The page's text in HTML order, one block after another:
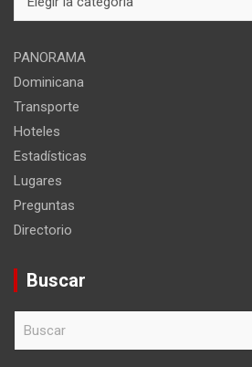
del
PANORAMA
Dominicana
Transporte
Hoteles
Estadísticas
Lugares
Preguntas
Directorio
Buscar